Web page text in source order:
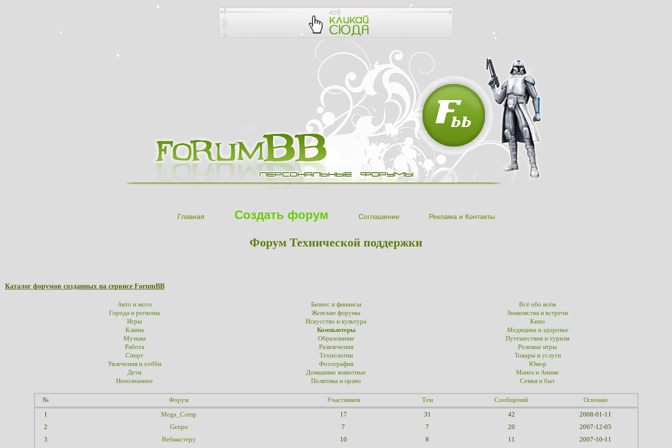
Главная Создать форум Соглашение Реклама и Контакты
Форум Технической поддержки
Каталог форумов созданных на сервисе ForumBB
Авто и мото Бизнес и финансы
Всё обо всём
Города и регионы
Женские форумы
Знакомства и встречи
Игры
Искусство и культура
Кино
Кланы
Компьютеры
Медицина и здоровье
Музыка
Образование
Путешествия и туризм
Работа
Развлечения
Ролевые игры
Спорт
Технологии
Товары и услуги
Увлечения и хобби
Фотография
Юмор
Дети
Домашние животные
Манга и Аниме
Непознанное
Политика и право Семья и быт
№ Форум Участников Тем Сообщений Основан
1 Mega_Comp 17 31 42
2008-01-11
2
Genpo 7 7 20
2007-12-05
3
Вебмастеру 10 8 11 2007-10-11